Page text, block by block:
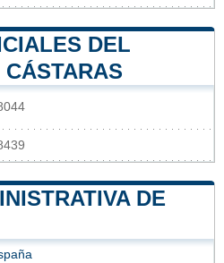
DEL
DE